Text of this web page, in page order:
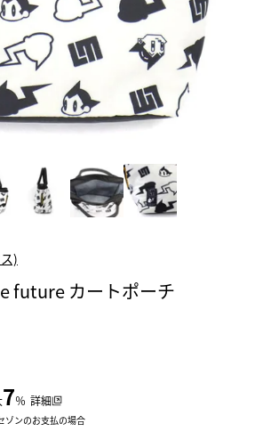
)
future カートポーチ
7％ 詳細
ゾンのお支払の場合